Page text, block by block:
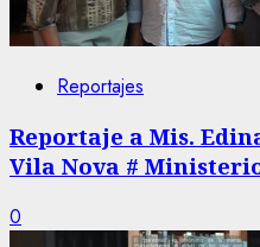
Reportajes
Reportaje a Mis.
Vila Nova #
0